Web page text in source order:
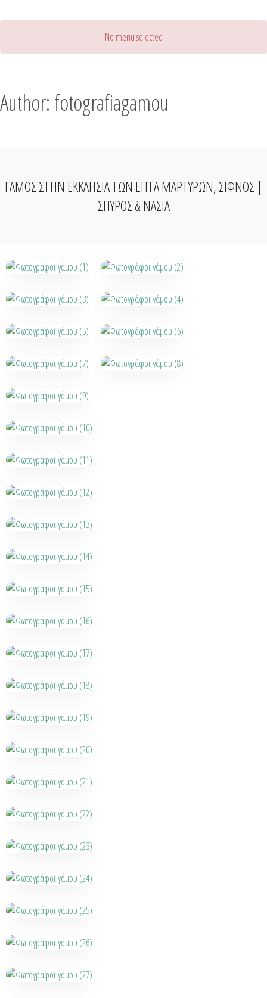
No menu selected
Author: fotografiagamou
ΓΑΜΟΣ ΣΤΗΝ ΕΚΚΛΗΣΙΑ ΤΩΝ ΕΠΤΑ ΜΑΡΤΥΡΩΝ, ΣΙΦΝΟΣ |
ΣΠΥΡΟΣ & ΝΑΣΙΑ